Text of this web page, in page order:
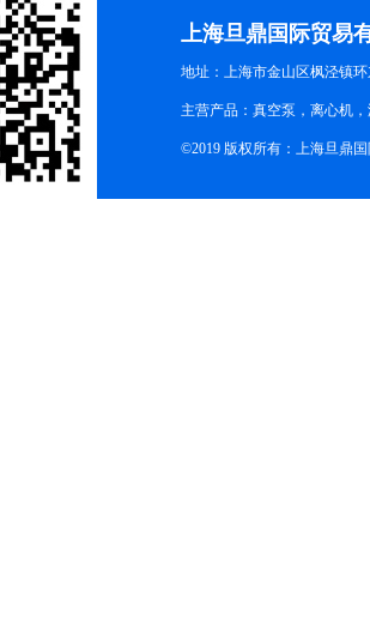
上海旦鼎国际贸易
地址：上海市金山区枫泾镇
主营产品：真空泵，离心机
©2019 版权所有：上海旦鼎